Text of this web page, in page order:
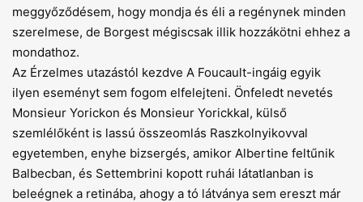
meggyőződésem, hogy mondja és éli a regénynek minden
szerelmese, de Borgest mégiscsak illik hozzákötni ehhez a
mondathoz.
Az Érzelmes utazástól kezdve A Foucault-ingáig egyik
ilyen eseményt sem fogom elfelejteni. Önfeledt nevetés
Monsieur Yorickon és Monsieur Yorickkal, külső
szemlélőként is lassú összeomlás Raszkolnyikovval
egyetemben, enyhe bizsergés, amikor Albertine feltűnik
Balbecban, és Settemb­rini kopott ruhái látatlanban is
beleégnek a retinába, ahogy a tó látványa sem ereszt már